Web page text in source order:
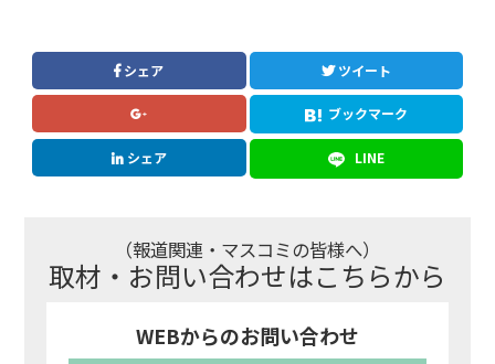
シェア ツイート
ブックマーク
シェア LINE
（報道関連・マスコミの皆様へ）
取材・お問い合わせはこちらから
WEBからのお問い合わせ